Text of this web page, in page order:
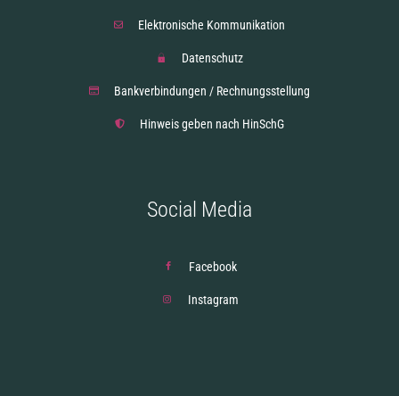
Elektronische Kommunikation
Datenschutz
Bankverbindungen / Rechnungsstellung
Hinweis geben nach HinSchG
Social Media
Facebook
Instagram